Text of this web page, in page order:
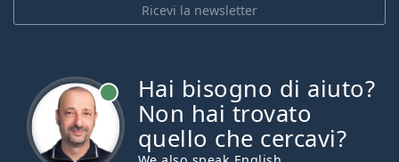
Ricevi la newsletter
Hai bisogno di aiuto?
Non hai trovato
quello che cercavi?